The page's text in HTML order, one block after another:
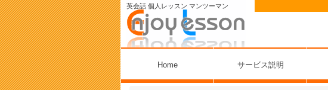
英会話 個人レッスン マンツーマン
Home サービス説明